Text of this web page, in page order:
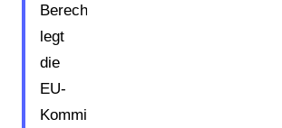
Berechnungsmethoden
legt
die
EU-
Kommission